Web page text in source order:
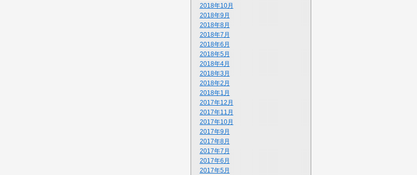
2018年10月
2018年9月
2018年8月
2018年7月
2018年6月
2018年5月
2018年4月
2018年3月
2018年2月
2018年1月
2017年12月
2017年11月
2017年10月
2017年9月
2017年8月
2017年7月
2017年6月
2017年5月